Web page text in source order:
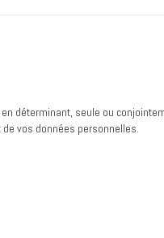
déterminant, seule ou
vos données personnelles.